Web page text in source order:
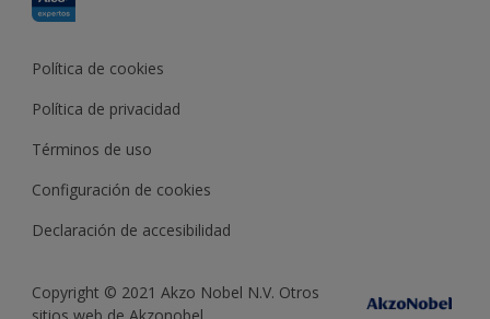
Política de cookies
Política de privacidad
Términos de uso
Configuración de cookies
Declaración de accesibilidad
Copyright © 2021 Akzo Nobel N.V. Otros
sitios web de Akzonobel